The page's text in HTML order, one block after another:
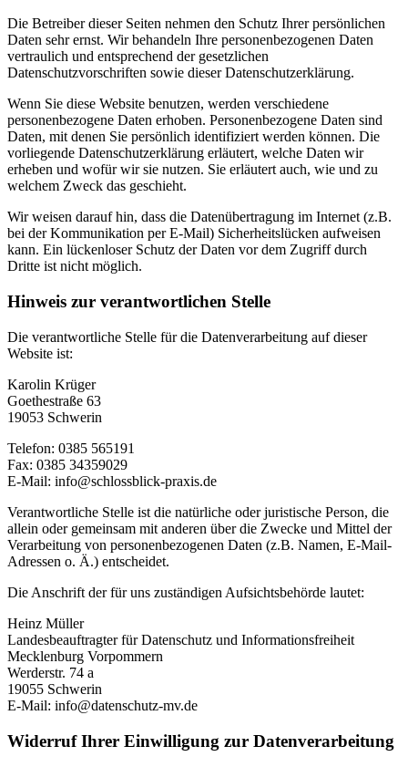
Die Betreiber dieser Seiten nehmen den Schutz Ihrer persönlichen
Daten sehr ernst. Wir behandeln Ihre personenbezogenen Daten
vertraulich und entsprechend der gesetzlichen
Datenschutzvorschriften sowie dieser Datenschutzerklärung.
Wenn Sie diese Website benutzen, werden verschiedene
personenbezogene Daten erhoben. Personenbezogene Daten sind
Daten, mit denen Sie persönlich identifiziert werden können. Die
vorliegende Datenschutzerklärung erläutert, welche Daten wir
erheben und wofür wir sie nutzen. Sie erläutert auch, wie und zu
welchem Zweck das geschieht.
Wir weisen darauf hin, dass die Datenübertragung im Internet (z.B.
bei der Kommunikation per E-Mail) Sicherheitslücken aufweisen
kann. Ein lückenloser Schutz der Daten vor dem Zugriff durch
Dritte ist nicht möglich.
Hinweis zur verantwortlichen Stelle
Die verantwortliche Stelle für die Datenverarbeitung auf dieser
Website ist:
Karolin Krüger
Goethestraße 63
19053 Schwerin
Telefon: 0385 565191
Fax: 0385 34359029
E-Mail: info@schlossblick-praxis.de
Verantwortliche Stelle ist die natürliche oder juristische Person, die
allein oder gemeinsam mit anderen über die Zwecke und Mittel der
Verarbeitung von personenbezogenen Daten (z.B. Namen, E-Mail-
Adressen o. Ä.) entscheidet.
Die Anschrift der für uns zuständigen Aufsichtsbehörde lautet:
Heinz Müller
Landesbeauftragter für Datenschutz und Informationsfreiheit
Mecklenburg Vorpommern
Werderstr. 74 a
19055 Schwerin
E-Mail: info@datenschutz-mv.de
Widerruf Ihrer Einwilligung zur Datenverarbeitung